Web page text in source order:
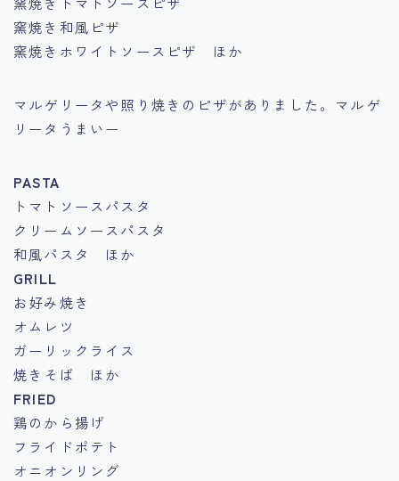
窯焼き和風ピザ
窯焼きホワイトソースピザ ほか
マルゲリータや照り焼きのピザがありました。マルゲ
リータうまいー
PASTA
トマトソースパスタ
クリームソースパスタ
和風パスタ ほか
GRILL
お好み焼き
オムレツ
ガーリックライス
焼きそば ほか
FRIED
鶏のから揚げ
フライドポテト
オニオンリング